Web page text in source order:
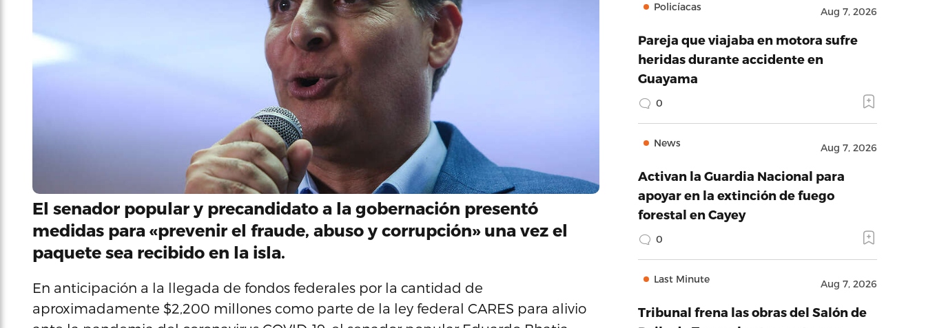
El senador popular y precandidato a la gobernación presentó
medidas para «prevenir el fraude, abuso y corrupción» una vez el
paquete sea recibido en la isla.
En anticipación a la llegada de fondos federales por la cantidad de
aproximadamente $2,200 millones como parte de la ley federal CARES para alivio
Policíacas Aug 7, 2026
Pareja que viajaba en motora sufre
heridas durante accidente en
Guayama
0
News Aug 7, 2026
Activan la Guardia Nacional para
apoyar en la extinción de fuego
forestal en Cayey
0
Last Minute Aug 7, 2026
Tribunal frena las obras del Salón de